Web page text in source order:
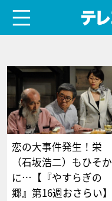
恋の大事件発生！栄
（石坂浩二）もひそか
に…【『やすらぎの
郷』第16週おさらい】